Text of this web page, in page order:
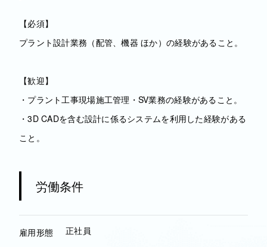
【必須】
プラント設計業務（配管、機器 ほか）の経験があること。
【歓迎】
・プラント工事現場施工管理・SV業務の経験があること。
・3D CADを含む設計に係るシステムを利用した経験がある
こと。
労働条件
雇用形態 正社員